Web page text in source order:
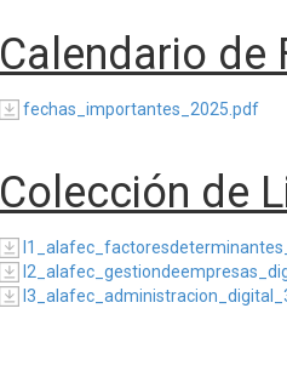
Calendario de
fechas_importantes_2025.pdf
Colección de